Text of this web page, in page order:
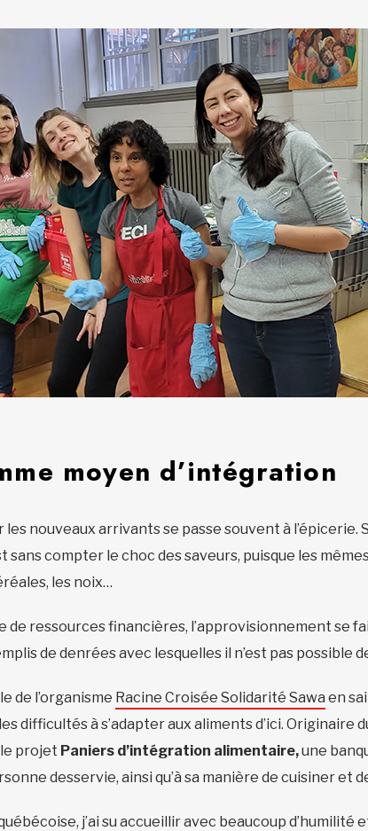
moyen d’intégration
les nouveaux arrivants se passe souvent à
sans compter le choc des saveurs, puisque les
les noix…
de ressources financières, l’approvisionnement se
de denrées avec lesquelles il n’est pas possible
de l’organisme Racine Croisée Solidarité Sawa en
difficultés à s’adapter aux aliments d’ici. Originaire
projet Paniers d’intégration alimentaire,une
desservie, ainsi qu’à sa manière de cuisiner et
j’ai su accueillir avec beaucoup